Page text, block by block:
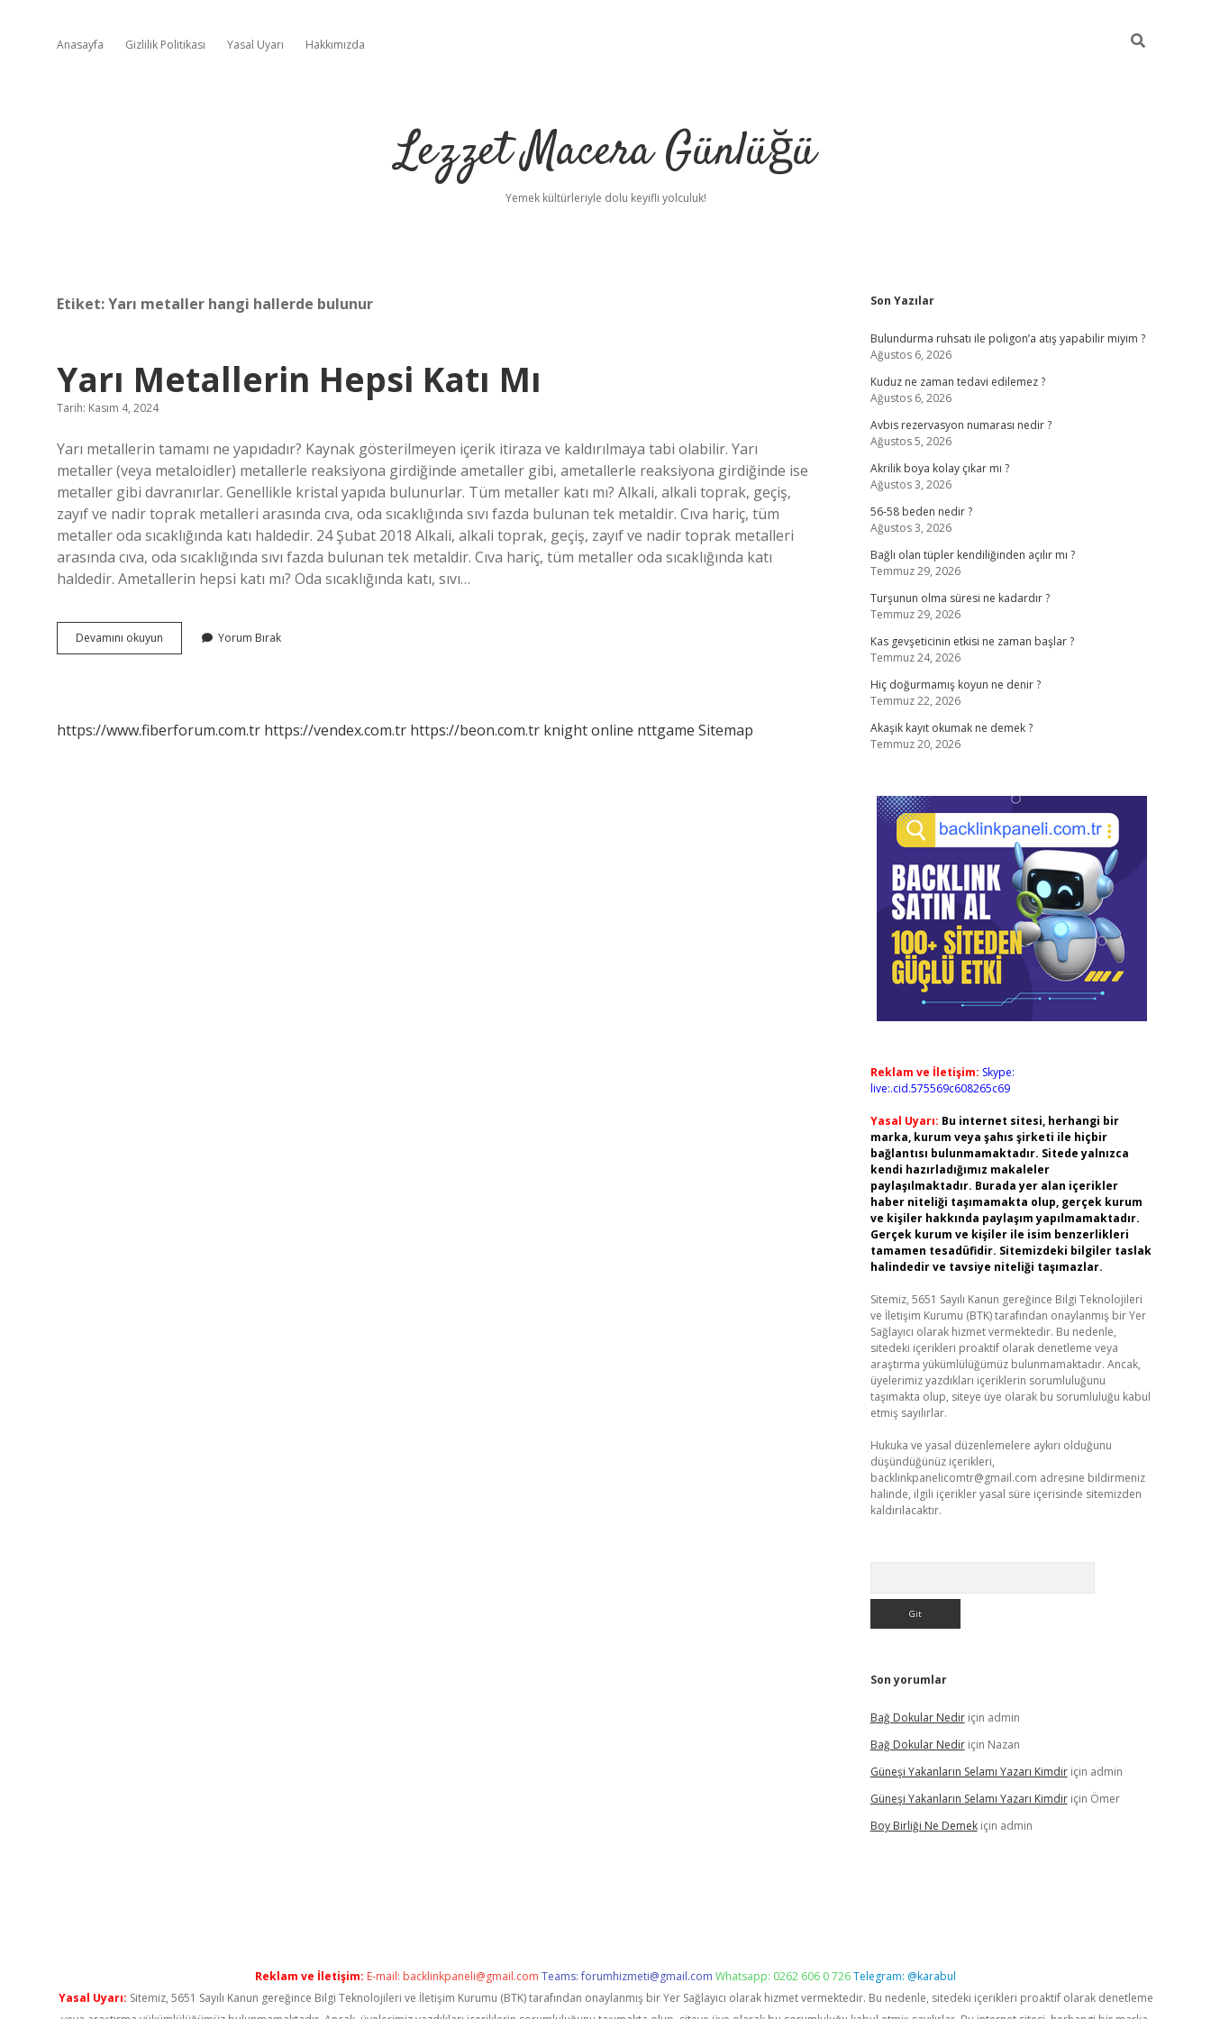
Anasayfa Gizlilik Politikası Yasal Uyarı Hakkımızda
Lezzet Macera Günlüğü
Yemek kültürleriyle dolu keyifli yolculuk!
Etiket:Yarı metaller hangi hallerde bulunur
Yarı Metallerin Hepsi Katı Mı
Tarih: Kasım 4, 2024
Yarı metallerin tamamı ne yapıdadır? Kaynak gösterilmeyen içerik itiraza ve kaldırılmaya tabi olabilir. Yarı
metaller (veya metaloidler) metallerle reaksiyona girdiğinde ametaller gibi, ametallerle reaksiyona girdiğinde ise
metaller gibi davranırlar. Genellikle kristal yapıda bulunurlar. Tüm metaller katı mı? Alkali, alkali toprak, geçiş,
zayıf ve nadir toprak metalleri arasında cıva, oda sıcaklığında sıvı fazda bulunan tek metaldir. Cıva hariç, tüm
metaller oda sıcaklığında katı haldedir. 24 Şubat 2018 Alkali, alkali toprak, geçiş, zayıf ve nadir toprak metalleri
arasında cıva, oda sıcaklığında sıvı fazda bulunan tek metaldir. Cıva hariç, tüm metaller oda sıcaklığında katı
haldedir. Ametallerin hepsi katı mı? Oda sıcaklığında katı, sıvı…
Devamını okuyun
Metallerin
Yorum Bırak
https://www.fiberforum.com.tr https://vendex.com.tr https://beon.com.tr knight online nttgame Sitemap
Sidebar
Son Yazılar
Bulundurma ruhsatı ile poligon’a atış yapabilir miyim ?
Ağustos 6, 2026
Kuduz ne zaman tedavi edilemez ?
Ağustos 6, 2026
Avbis rezervasyon numarası nedir ?
Ağustos 5, 2026
Akrilik boya kolay çıkar mı ?
Ağustos 3, 2026
56-58 beden nedir ?
Ağustos 3, 2026
Bağlı olan tüpler kendiliğinden açılır mı ?
Temmuz 29, 2026
Turşunun olma süresi ne kadardır ?
Temmuz 29, 2026
Kas gevşeticinin etkisi ne zaman başlar ?
Temmuz 24, 2026
Hiç doğurmamış koyun ne denir ?
Temmuz 22, 2026
Akaşik kayıt okumak ne demek ?
Temmuz 20, 2026
Reklam ve İletişim: Skype:
live:.cid.575569c608265c69
Yasal Uyarı: Bu internet sitesi, herhangi bir
marka, kurum veya şahıs şirketi ile hiçbir
bağlantısı bulunmamaktadır. Sitede yalnızca
kendi hazırladığımız makaleler
paylaşılmaktadır. Burada yer alan içerikler
haber niteliği taşımamakta olup, gerçek kurum
ve kişiler hakkında paylaşım yapılmamaktadır.
Gerçek kurum ve kişiler ile isim benzerlikleri
tamamen tesadüfidir. Sitemizdeki bilgiler taslak
halindedir ve tavsiye niteliği taşımazlar.
Sitemiz, 5651 Sayılı Kanun gereğince Bilgi Teknolojileri
ve İletişim Kurumu (BTK) tarafından onaylanmış bir Yer
Sağlayıcı olarak hizmet vermektedir. Bu nedenle,
sitedeki içerikleri proaktif olarak denetleme veya
araştırma yükümlülüğümüz bulunmamaktadır. Ancak,
üyelerimiz yazdıkları içeriklerin sorumluluğunu
taşımakta olup, siteye üye olarak bu sorumluluğu kabul
etmiş sayılırlar.
Hukuka ve yasal düzenlemelere aykırı olduğunu
düşündüğünüz içerikleri,
backlinkpanelicomtr@gmail.com adresine bildirmeniz
halinde, ilgili içerikler yasal süre içerisinde sitemizden
kaldırılacaktır.
Son yorumlar
Bağ Dokular Nediriçin admin
Bağ Dokular Nediriçin Nazan
Güneşi Yakanların Selamı Yazarı Kimdiriçin admin
Güneşi Yakanların Selamı Yazarı Kimdiriçin Ömer
Boy Birliği Ne Demekiçin admin
Reklam ve İletişim: E-mail: backlinkpaneli@gmail.com Teams:forumhizmeti@gmail.com Whatsapp: 0262 606 0 726Telegram: @karabul
Yasal Uyarı: Sitemiz, 5651 Sayılı Kanun gereğince Bilgi Teknolojileri ve İletişim Kurumu (BTK) tarafından onaylanmış bir Yer Sağlayıcı olarak hizmet vermektedir. Bu nedenle, sitedeki içerikleri proaktif olarak denetleme